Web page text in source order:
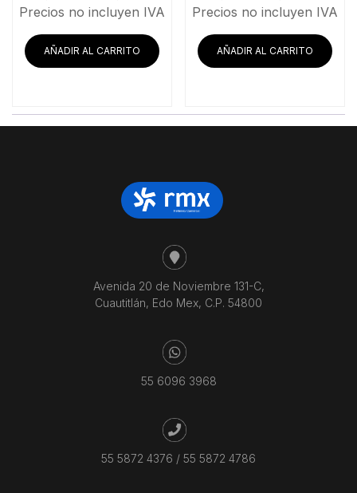
precio
era:
$25,210.34.
precio
$23,635.34.
Precios no incluyen IVA
AÑADIR AL CARRITO
precio
era:
$8,155.17.
es:
Precios no incluyen IVA
AÑADIR AL CARRITO
Avenida 20 de Noviembre 131-C,
Cuautitlán, Edo Mex, C.P. 54800
55 6096 3968
55 5872 4376 / 55 5872 4786